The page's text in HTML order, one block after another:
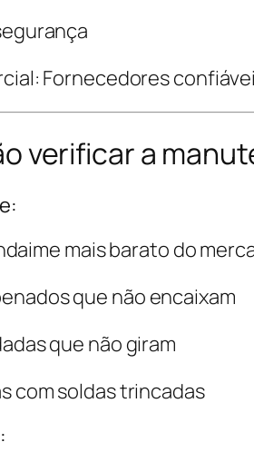
Fornecedores
verificar a
mais barato do
que não encaixam
que não giram
com soldas trincadas